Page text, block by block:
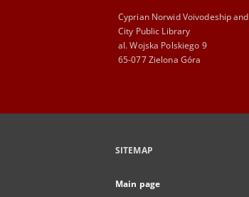
Cyprian Norwid Voivodeship and
City Public Library
al. Wojska Polskiego 9
65-077 Zielona Góra
SITEMAP
Main page